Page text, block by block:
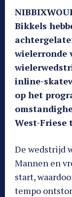
Bikkels
wielerronde
inline-
op het
West-Friese
De wedstrijd
Mannen en
start,
tempo